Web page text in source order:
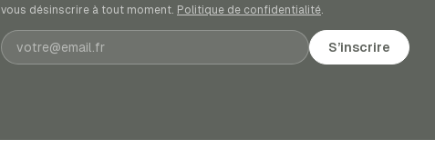
vous désinscrire à tout moment. Politique de confidentialité.
Adresse e-mail S’inscrire